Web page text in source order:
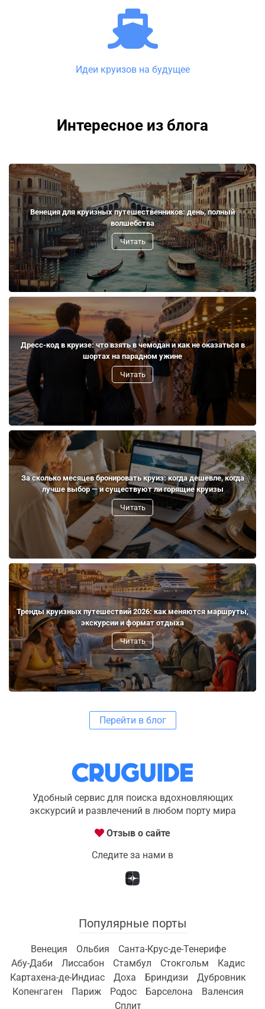
Идеи круизов на будущее
Интересное из блога
Венеция для круизных путешественников: день, полный
волшебства
Читать
Дресс-код в круизе: что взять в чемодан и как не оказаться в
шортах на парадном ужине
Читать
За сколько месяцев бронировать круиз: когда дешевле, когда
лучше выбор — и существуют ли горящие круизы
Читать
Тренды круизных путешествий 2026: как меняются маршруты,
экскурсии и формат отдыха
Читать
Перейти в блог
Удобный сервис для поиска вдохновляющих
экскурсий и развлечений в любом порту мира
Отзыв о сайте
Следите за нами в
Популярные порты
Венеция Ольбия
Санта-Крус-де-Тенерифе
Абу-Даби
Лиссабон Стамбул Стокгольм
Кадис
Картахена-де-Индиас
Доха Бриндизи
Дубровник
Копенгаген
Париж Родос Барселона
Валенсия
Сплит